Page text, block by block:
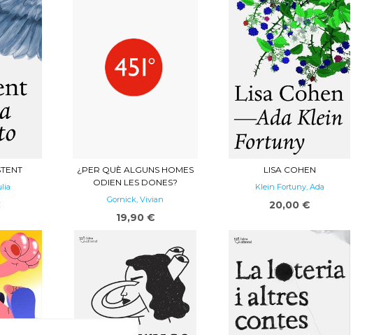
¿PER QUÈ ALGUNS HOMES
ODIEN LES DONES?
Gornick, Vivian
19,90 €
LISA COHEN
Klein Fortuny, Ada
20,00 €